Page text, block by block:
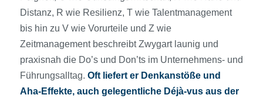
Distanz, R wie Resilienz, T wie Talentmanagement
bis hin zu V wie Vorurteile und Z wie
Zeitmanagement beschreibt Zwygart launig und
praxisnah die Do’s und Don’ts im Unternehmens- und
Führungsalltag. Oft liefert er Denkanstöße und
Aha-Effekte, auch gelegentliche Déjà-vus aus der